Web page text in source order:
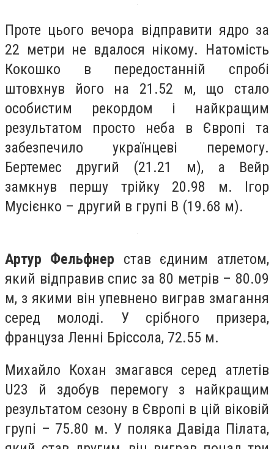
Проте цього вечора відправити ядро за
22 метри не вдалося нікому. Натомість
Кокошко в передостанній спробі
штовхнув його на 21.52 м, що стало
особистим рекордом і найкращим
результатом просто неба в Європі та
забезпечило українцеві перемогу.
Бертемес другий (21.21 м), а Вейр
замкнув першу трійку 20.98 м. Ігор
Мусієнко – другий в групі В (19.68 м).
Артур Фельфнер став єдиним атлетом,
який відправив спис за 80 метрів – 80.09
м, з якими він упевнено виграв змагання
серед молоді. У срібного призера,
француза Ленні Бріссола, 72.55 м.
Михайло Кохан змагався серед атлетів
U23 й здобув перемогу з найкращим
результатом сезону в Європі в цій віковій
групі – 75.80 м. У поляка Давіда Пілата,